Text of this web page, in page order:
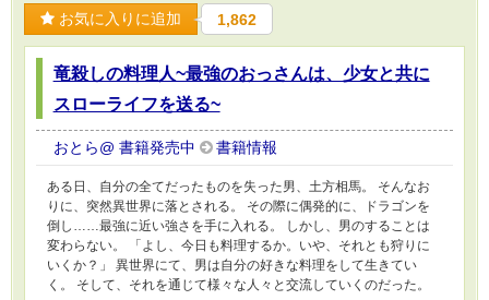
お気に入りに追加 1,862
竜殺しの料理人~最強のおっさんは、少女と共に
スローライフを送る~
おとら@ 書籍発売中 書籍情報
ある日、自分の全てだったものを失った男、土方相馬。 そんなお
りに、突然異世界に落とされる。 その際に偶発的に、ドラゴンを
倒し……最強に近い強さを手に入れる。 しかし、男のすることは
変わらない。 「よし、今日も料理するか。いや、それとも狩りに
いくか？」 異世界にて、男は自分の好きな料理をして生きてい
く。 そして、それを通じて様々な人々と交流していくのだった。